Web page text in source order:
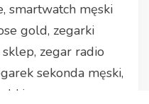
smartwatch męski
gold, zegarki
zegar radio
sekonda męski,
versace,